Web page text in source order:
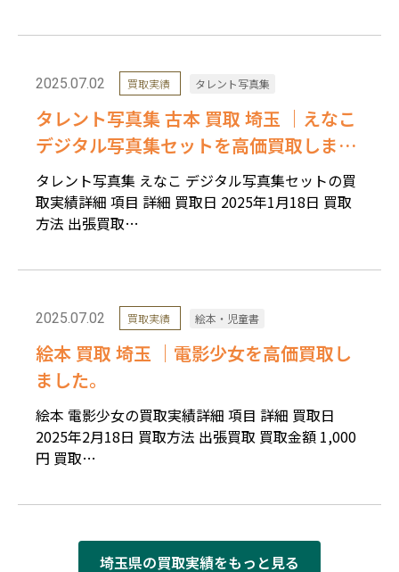
2025.07.02 買取実績 タレント写真集
タレント写真集 古本 買取 埼玉 ｜えなこ
デジタル写真集セットを高価買取しまし
た。
タレント写真集 えなこ デジタル写真集セットの買
取実績詳細 項目 詳細 買取日 2025年1月18日 買取
方法 出張買取…
2025.07.02 買取実績 絵本・児童書
絵本 買取 埼玉 ｜電影少女を高価買取し
ました。
絵本 電影少女の買取実績詳細 項目 詳細 買取日
2025年2月18日 買取方法 出張買取 買取金額 1,000
円 買取…
埼玉県の買取実績をもっと見る